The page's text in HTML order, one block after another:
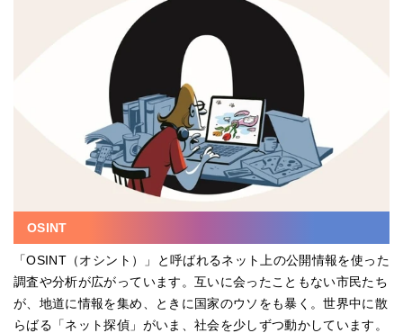
OSINT
「OSINT（オシント）」と呼ばれるネット上の公開情報を使った
調査や分析が広がっています。互いに会ったこともない市民たち
が、地道に情報を集め、ときに国家のウソをも暴く。世界中に散
らばる「ネット探偵」がいま、社会を少しずつ動かしています。